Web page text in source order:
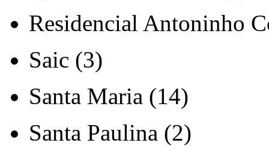
Residencial Antoninho
Saic (3)
Santa Maria (14)
Santa Paulina (2)